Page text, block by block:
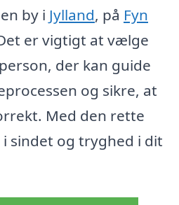
by i Jylland, på Fyn
er vigtigt at vælge
der kan guide
og sikre, at
Med den rette
sindet og tryghed i dit